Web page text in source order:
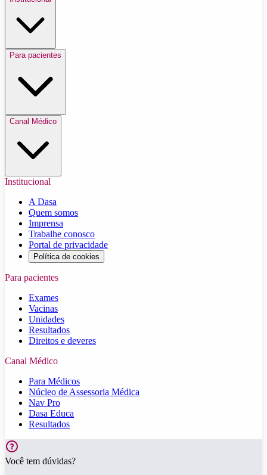
Para pacientes
Canal Médico
Institucional
A Dasa
Quem somos
Imprensa
Trabalhe conosco
Portal de privacidade
Política de cookies
Para pacientes
Exames
Vacinas
Unidades
Resultados
Direitos e deveres
Canal Médico
Para Médicos
Núcleo de Assessoria Médica
Nav Pro
Dasa Educa
Resultados
Você tem dúvidas?